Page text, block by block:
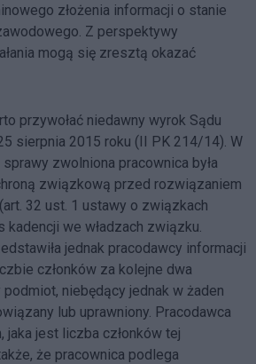
złożenia informacji o stanie
Z perspektywy
mogą się zresztą okazać
przywołać niedawny wyrok Sądu
sierpnia 2015 roku (II PK 214/14). W
zwolniona pracownica była
związkową przed rozwiązaniem
32 ust. 1 ustawy o związkach
kadencji we władzach związku.
jednak pracodawcy informacji
członków za kolejne dwa
podmiot, niebędący jednak w żaden
lub uprawniony. Pracodawca
jaka jest liczba członków tej
że pracownica podlega